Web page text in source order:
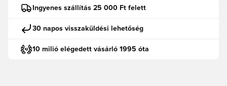
Ingyenes szállítás 25 000 Ft felett
30 napos visszaküldési lehetőség
10 milió elégedett vásárló 1995 óta